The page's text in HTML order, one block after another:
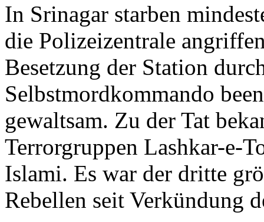
In Srinagar starben
die Polizeizentrale
Besetzung der Station
Selbstmordkommando
gewaltsam. Zu der Tat
Terrorgruppen Lashkar-e-
Islami. Es war der dritte
Rebellen seit Verkündung